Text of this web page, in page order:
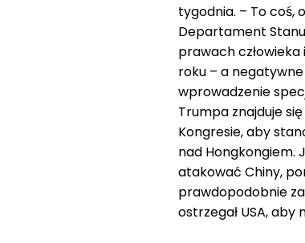
tygodnia. – To coś,
Departament
prawach
roku – a
wprowadzenie
Trumpa znajduje
Kongresie, aby
nad Hongkongiem.
atakować Chiny,
prawdopodobnie
ostrzegał USA,